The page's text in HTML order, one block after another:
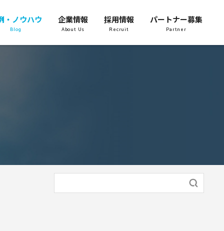
・ノウハウ
Blog
企業情報
About Us
採用情報
Recruit
パートナー募集
Partner